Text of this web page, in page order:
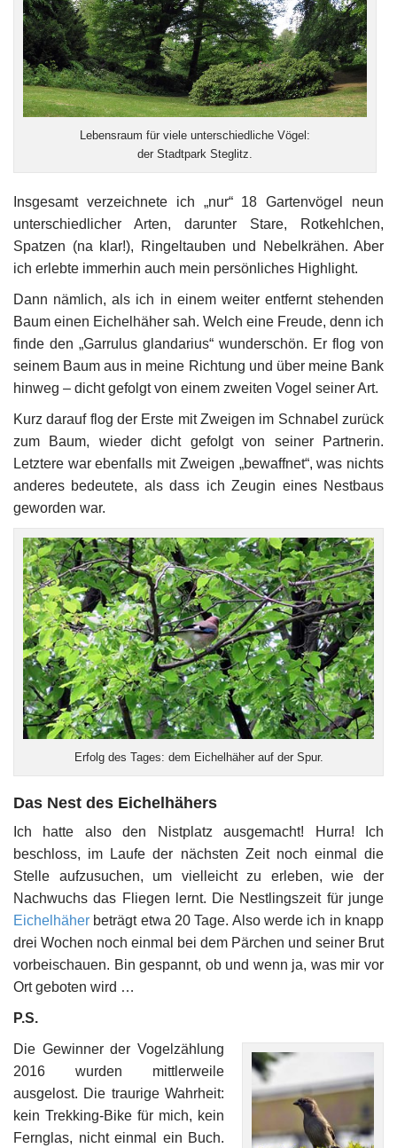
Lebensraum für viele unterschiedliche Vögel:
der Stadtpark Steglitz.
Insgesamt verzeichnete ich „nur“ 18 Gartenvögel neun
unterschiedlicher Arten, darunter Stare, Rotkehlchen,
Spatzen (na klar!), Ringeltauben und Nebelkrähen. Aber
ich erlebte immerhin auch mein persönliches Highlight.
Dann nämlich, als ich in einem weiter entfernt stehenden
Baum einen Eichelhäher sah. Welch eine Freude, denn ich
finde den „Garrulus glandarius“ wunderschön. Er flog von
seinem Baum aus in meine Richtung und über meine Bank
hinweg – dicht gefolgt von einem zweiten Vogel seiner Art.
Kurz darauf flog der Erste mit Zweigen im Schnabel zurück
zum Baum, wieder dicht gefolgt von seiner Partnerin.
Letztere war ebenfalls mit Zweigen „bewaffnet“, was nichts
anderes bedeutete, als dass ich Zeugin eines Nestbaus
geworden war.
Erfolg des Tages: dem Eichelhäher auf der Spur.
Das Nest des Eichelhähers
Ich hatte also den Nistplatz ausgemacht! Hurra! Ich
beschloss, im Laufe der nächsten Zeit noch einmal die
Stelle aufzusuchen, um vielleicht zu erleben, wie der
Nachwuchs das Fliegen lernt. Die Nestlingszeit für junge
Eichelhäher beträgt etwa 20 Tage. Also werde ich in knapp
drei Wochen noch einmal bei dem Pärchen und seiner Brut
vorbeischauen. Bin gespannt, ob und wenn ja, was mir vor
Ort geboten wird …
P.S.
Die Gewinner der Vogelzählung
2016 wurden mittlerweile
ausgelost. Die traurige Wahrheit:
kein Trekking-Bike für mich, kein
Fernglas, nicht einmal ein Buch.